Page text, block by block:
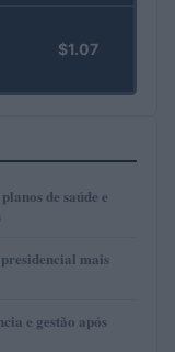
$1.07
de saúde e
mais
e gestão após